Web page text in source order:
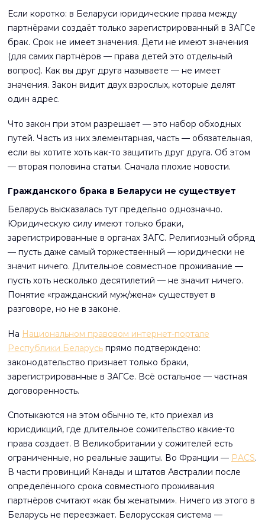
Если коротко: в Беларуси юридические права между
партнёрами создаёт только зарегистрированный в ЗАГСе
брак. Срок не имеет значения. Дети не имеют значения
(для самих партнёров — права детей это отдельный
вопрос). Как вы друг друга называете — не имеет
значения. Закон видит двух взрослых, которые делят
один адрес.
Что закон при этом разрешает — это набор обходных
путей. Часть из них элементарная, часть — обязательная,
если вы хотите хоть как-то защитить друг друга. Об этом
— вторая половина статьи. Сначала плохие новости.
Гражданского брака в Беларуси не существует
Беларусь высказалась тут предельно однозначно.
Юридическую силу имеют только браки,
зарегистрированные в органах ЗАГС. Религиозный обряд
— пусть даже самый торжественный — юридически не
значит ничего. Длительное совместное проживание —
пусть хоть несколько десятилетий — не значит ничего.
Понятие «гражданский муж/жена» существует в
разговоре, но не в законе.
На Национальном правовом интернет-портале
Республики Беларусь прямо подтверждено:
законодательство признает только браки,
зарегистрированные в ЗАГСе. Всё остальное — частная
договоренность.
Спотыкаются на этом обычно те, кто приехал из
юрисдикций, где длительное сожительство какие-то
права создает. В Великобритании у сожителей есть
ограниченные, но реальные защиты. Во Франции — PACS.
В части провинций Канады и штатов Австралии после
определённого срока совместного проживания
партнёров считают «как бы женатыми». Ничего из этого в
Беларусь не переезжает. Белорусская система —